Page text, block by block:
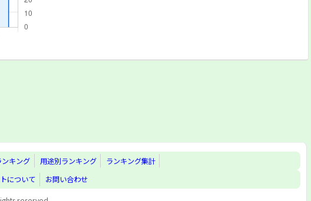
[住]
ンキング 用途別ランキング
ランキング集計
について
お問い合わせ